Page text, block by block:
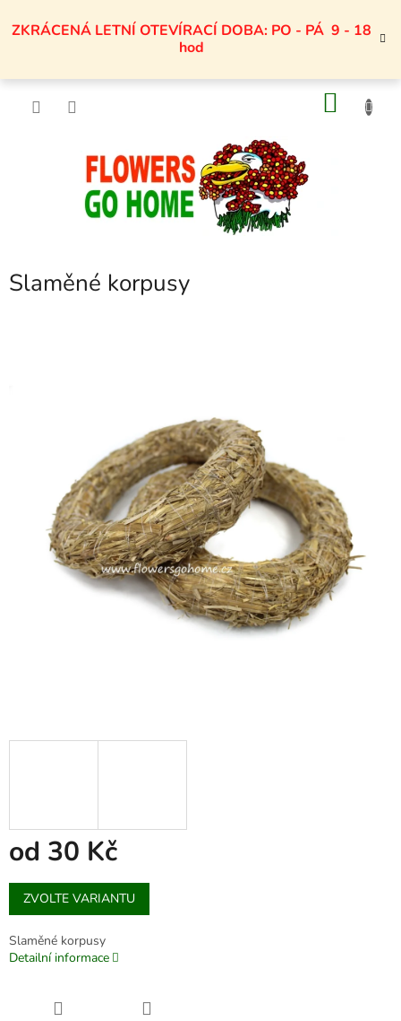
naZKRÁCENÁ LETNÍ OTEVÍRACÍ DOBA: PO - PÁ 9 - 18
hod
Slaměné korpusy
od 30 Kč
Měrná
cena:
ZVOLTE VARIANTU
Slaměné korpusy
Detailní informace